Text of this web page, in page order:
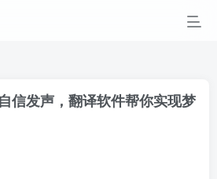
信发声，翻译软件帮你实现梦